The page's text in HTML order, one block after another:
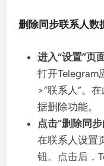
删除同步联系人数
进入“设置”页
打开Telegram
>“联系人”。
据删除功能。
点击“删除同
在联系人设置
钮。点击后，